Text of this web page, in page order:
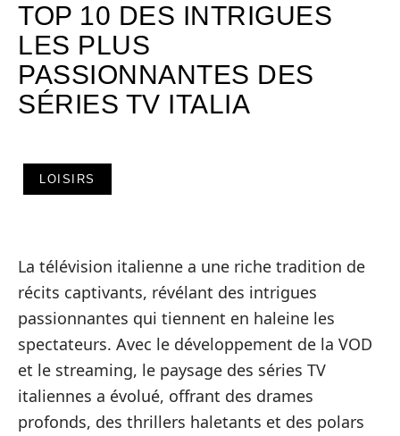
TOP 10 DES INTRIGUES
LES PLUS
PASSIONNANTES DES
SÉRIES TV ITALIA
LOISIRS
La télévision italienne a une riche tradition de
récits captivants, révélant des intrigues
passionnantes qui tiennent en haleine les
spectateurs. Avec le développement de la VOD
et le streaming, le paysage des séries TV
italiennes a évolué, offrant des drames
profonds, des thrillers haletants et des polars